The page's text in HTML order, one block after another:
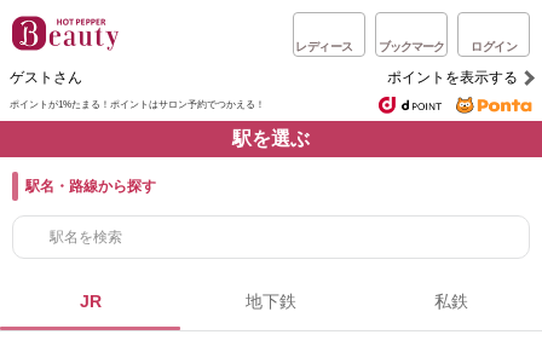
レディース ブックマーク ログイン
ゲストさん ポイントを表示する
ポイントが1%たまる！ ポイントはサロン予約でつかえる！
駅を選ぶ
駅名・路線から探す
JR 地下鉄 私鉄